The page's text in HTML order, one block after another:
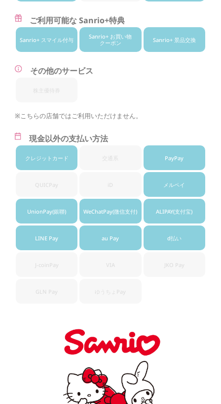
ご利用可能な Sanrio+特典
Sanrio+ スマイル付与
Sanrio+ お買い物
クーポン
Sanrio+ 景品交換
その他のサービス
株主優待券
※こちらの店舗ではご利用いただけません。
現金以外の支払い方法
クレジット カード 交通系 PayPay
QUICPay iD メルペイ
UnionPay(銀聯) WeChatPay(微信支付) ALIPAY(支付宝)
LINE Pay au Pay d払い
J-coinPay VIA JKO Pay
GLN Pay ゆうちょ Pay